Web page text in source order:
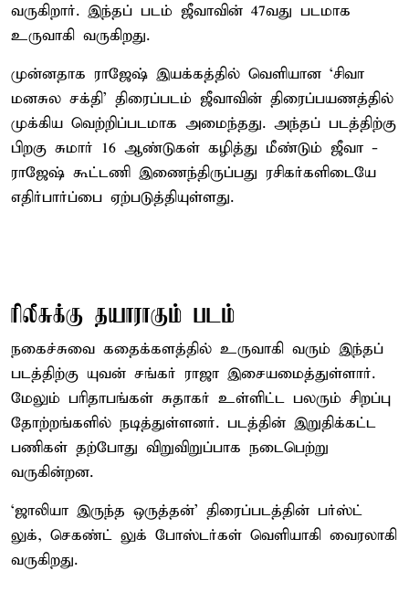
வருகிறார். இந்தப் படம் ஜீவாவின் 47வது படமாக
உருவாகி வருகிறது.
முன்னதாக ராஜேஷ் இயக்கத்தில் வெளியான ‘சிவா
மனசுல சக்தி’ திரைப்படம் ஜீவாவின் திரைப்பயணத்தில்
முக்கிய வெற்றிப்படமாக அமைந்தது. அந்தப் படத்திற்கு
பிறகு சுமார் 16 ஆண்டுகள் கழித்து மீண்டும் ஜீவா -
ராஜேஷ் கூட்டணி இணைந்திருப்பது ரசிகர்களிடையே
எதிர்பார்ப்பை ஏற்படுத்தியுள்ளது.
ரிலீசுக்கு தயாராகும் படம்
நகைச்சுவை கதைக்களத்தில் உருவாகி வரும் இந்தப்
படத்திற்கு யுவன் சங்கர் ராஜா இசையமைத்துள்ளார்.
மேலும் பரிதாபங்கள் சுதாகர் உள்ளிட்ட பலரும் சிறப்பு
தோற்றங்களில் நடித்துள்ளனர். படத்தின் இறுதிக்கட்ட
பணிகள் தற்போது விறுவிறுப்பாக நடைபெற்று
வருகின்றன.
‘ஜாலியா இருந்த ஒருத்தன்’ திரைப்படத்தின் பர்ஸ்ட்
லுக், செகண்ட் லுக் போஸ்டர்கள் வெளியாகி வைரலாகி
வருகிறது.